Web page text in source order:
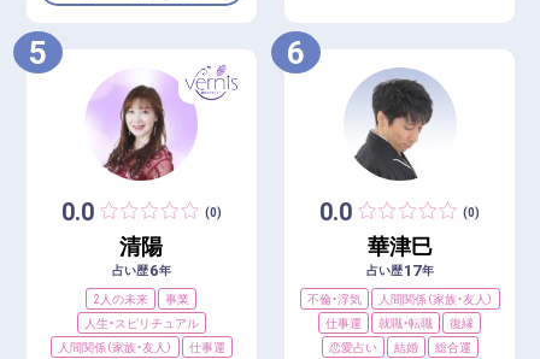
5
0.0 (0)
清陽
占い歴6年
2人の未来
事業
人生・スピリチュアル
人間関係（家族・友人）
仕事運
6
0.0 (0)
華津巳
占い歴17年
不倫・浮気
人間関係（家族・友人）
仕事運
就職・転職
復縁
恋愛占い
結婚 総合運